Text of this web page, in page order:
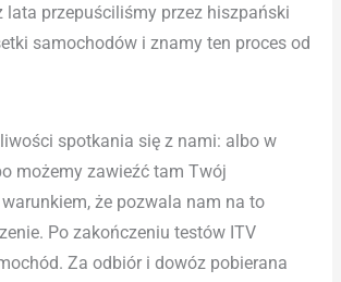
lata przepuściliśmy przez hiszpański
samochodów i znamy ten proces od
spotkania się z nami: albo w
możemy zawieźć tam Twój
że pozwala nam na to
Po zakończeniu testów ITV
Za odbiór i dowóz pobierana